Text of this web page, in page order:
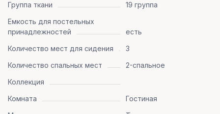
Группа ткани
19 группа
Емкость для постельных
принадлежностей
есть
Количество мест для сидения
3
Количество спальных мест
2-спальное
Коллекция
Комната
Гостиная